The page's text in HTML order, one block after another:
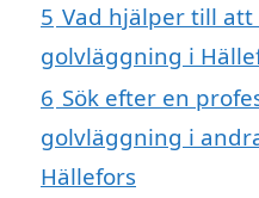
5 Vad hjälper till
golvläggning i
6 Sök efter en
golvläggning i
Hällefors